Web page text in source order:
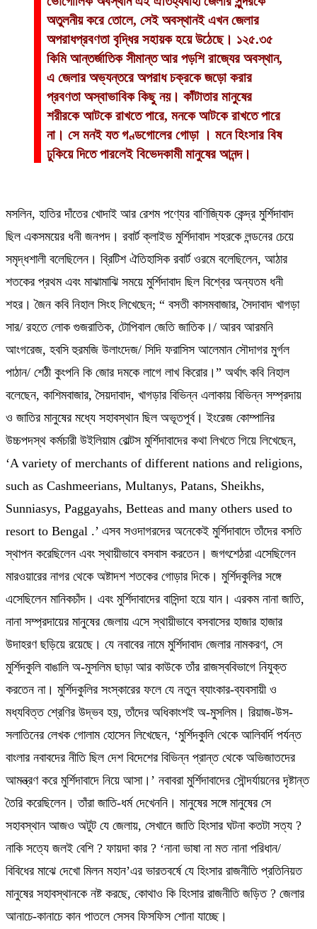
অতুলনীয় করে তোলে, সেই অবস্থানই এখন জেলার
অপরাধপ্রবণতা বৃদ্ধির সহায়ক হয়ে উঠেছে। ১২৫.৩৫
কিমি আন্তর্জাতিক সীমান্ত আর পড়শি রাজ্যের অবস্থান,
এ জেলার অভ্যন্তরে অপরাধ চক্রকে জড়ো করার
প্রবণতা অস্বাভাবিক কিছু নয়। কাঁটাতার মানুষের
শরীরকে আটকে রাখতে পারে, মনকে আটকে রাখতে পারে
না। সে মনই যত গণ্ডগোলের গোড়া । মনে হিংসার বিষ
ঢুকিয়ে দিতে পারলেই বিভেদকামী মানুষের আনন্দ।
মসলিন, হাতির দাঁতের খোদাই আর রেশম পণ্যের বাণিজ্যিক কেন্দ্র মুর্শিদাবাদ
ছিল একসময়ের ধনী জনপদ। রবার্ট ক্লাইভ মুর্শিদাবাদ শহরকে লন্ডনের চেয়ে
সমৃদ্ধশালী বলেছিলেন। ব্রিটিশ ঐতিহাসিক রবার্ট ওরমে বলেছিলেন, আঠার
শতকের প্রথম এবং মাঝামাঝি সময়ে মুর্শিদাবাদ ছিল বিশ্বের অন্যতম ধনী
শহর। জৈন কবি নিহাল সিংহ লিখেছেন; “ বসতী কাসমবাজার, সৈদাবাদ খাগড়া
সার/ রহতে লোক গুজরাতিক, টোপিবাল জেতি জাতিক।/ আরব আরমনি
আংগরেজ, হবসি হুরমজি উলাংদেজ/ সিদি ফরাসিস আলেমান সৌদাগর মুর্গল
পাঠান/ শেঠী কুংপনি কি জোর দমকে লাগে লাখ কিরোর।” অর্থাৎ কবি নিহাল
বলেছেন, কাশিমবাজার, সৈয়দাবাদ, খাগড়ার বিভিন্ন এলাকায় বিভিন্ন সম্প্রদায়
ও জাতির মানুষের মধ্যে সহাবস্থান ছিল অভূতপূর্ব। ইংরেজ কোম্পানির
উচ্চপদস্থ কর্মচারী উইলিয়াম বোল্টস মুর্শিদাবাদের কথা লিখতে গিয়ে লিখেছেন,
‘A variety of merchants of different nations and religions,
such as Cashmeerians, Multanys, Patans, Sheikhs,
Sunniasys, Paggayahs, Betteas and many others used to
resort to Bengal .’ এসব সওদাগরদের অনেকেই মুর্শিদাবাদে তাঁদের বসতি
স্থাপন করেছিলেন এবং স্থায়ীভাবে বসবাস করতেন। জগৎশেঠরা এসেছিলেন
মারওয়ারের নাগর থেকে অষ্টাদশ শতকের গোড়ার দিকে। মুর্শিদকুলির সঙ্গে
এসেছিলেন মানিকচাঁদ। এবং মুর্শিদাবাদের বাসিন্দা হয়ে যান। এরকম নানা জাতি,
নানা সম্প্রদায়ের মানুষের জেলায় এসে স্থায়ীভাবে বসবাসের হাজার হাজার
উদাহরণ ছড়িয়ে রয়েছে। যে নবাবের নামে মুর্শিদাবাদ জেলার নামকরণ, সে
মুর্শিদকুলি বাঙালি অ-মুসলিম ছাড়া আর কাউকে তাঁর রাজস্ববিভাগে নিযুক্ত
করতেন না। মুর্শিদকুলির সংস্কারের ফলে যে নতুন ব্যাংকার-ব্যবসায়ী ও
মধ্যবিত্ত শ্রেণির উদ্ভব হয়, তাঁদের অধিকাংশই অ-মুসলিম। রিয়াজ-উস-
সলাতিনের লেখক গোলাম হোসেন লিখেছেন, ‘মুর্শিদকুলি থেকে আলিবর্দি পর্যন্ত
বাংলার নবাবদের নীতি ছিল দেশ বিদেশের বিভিন্ন প্রান্ত থেকে অভিজাতদের
আমন্ত্রণ করে মুর্শিদাবাদে নিয়ে আসা।’ নবাবরা মুর্শিদাবাদের সৌন্দর্যায়নের দৃষ্টান্ত
তৈরি করেছিলেন। তাঁরা জাতি-ধর্ম দেখেননি। মানুষের সঙ্গে মানুষের সে
সহাবস্থান আজও অটুট যে জেলায়, সেখানে জাতি হিংসার ঘটনা কতটা সত্য ?
নাকি সত্যে জলই বেশি ? ফায়দা কার ? ‘নানা ভাষা না মত নানা পরিধান/
বিবিধের মাঝে দেখো মিলন মহান’এর ভারতবর্ষে যে হিংসার রাজনীতি প্রতিনিয়ত
মানুষের সহাবস্থানকে নষ্ট করছে, কোথাও কি হিংসার রাজনীতি জড়িত ? জেলার
আনাচে-কানাচে কান পাতলে সেসব ফিসফিস শোনা যাচ্ছে।